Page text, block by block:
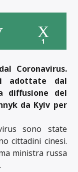
1
Coronavirus.
adottate dal
diffusione del
da Kyiv per
sono state
cittadini cinesi.
ministra russa